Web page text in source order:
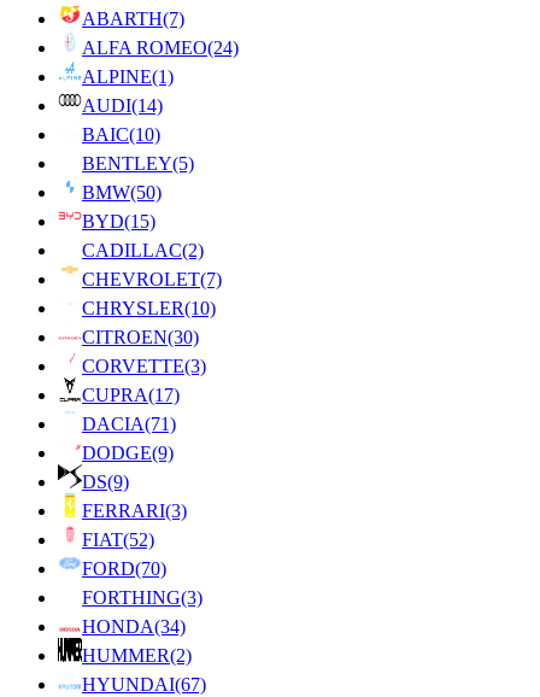
ABARTH(7)
ALFA ROMEO(24)
ALPINE(1)
AUDI(14)
BAIC(10)
BENTLEY(5)
BMW(50)
BYD(15)
CADILLAC(2)
CHEVROLET(7)
CHRYSLER(10)
CITROEN(30)
CORVETTE(3)
CUPRA(17)
DACIA(71)
DODGE(9)
DS(9)
FERRARI(3)
FIAT(52)
FORD(70)
FORTHING(3)
HONDA(34)
HUMMER(2)
HYUNDAI(67)